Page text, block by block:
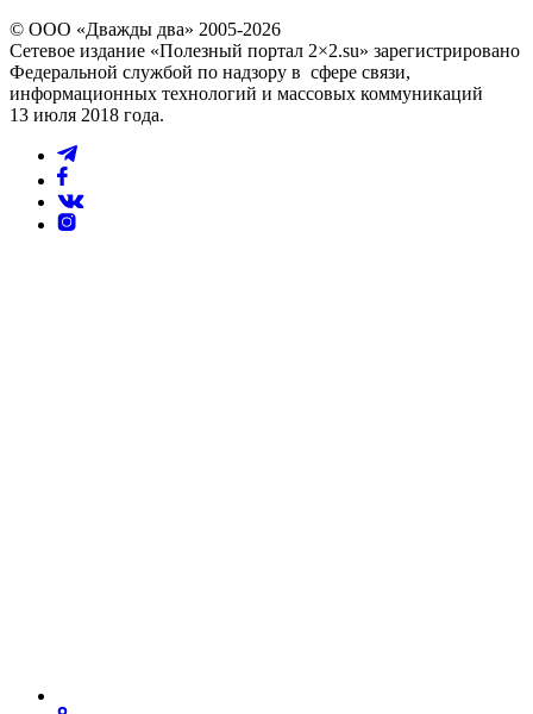
© ООО «Дважды два» 2005-2026
Сетевое издание «Полезный портал 2×2.su» зарегистрировано
Федеральной службой по надзору в сфере связи,
информационных технологий и массовых коммуникаций
13 июля 2018 года.